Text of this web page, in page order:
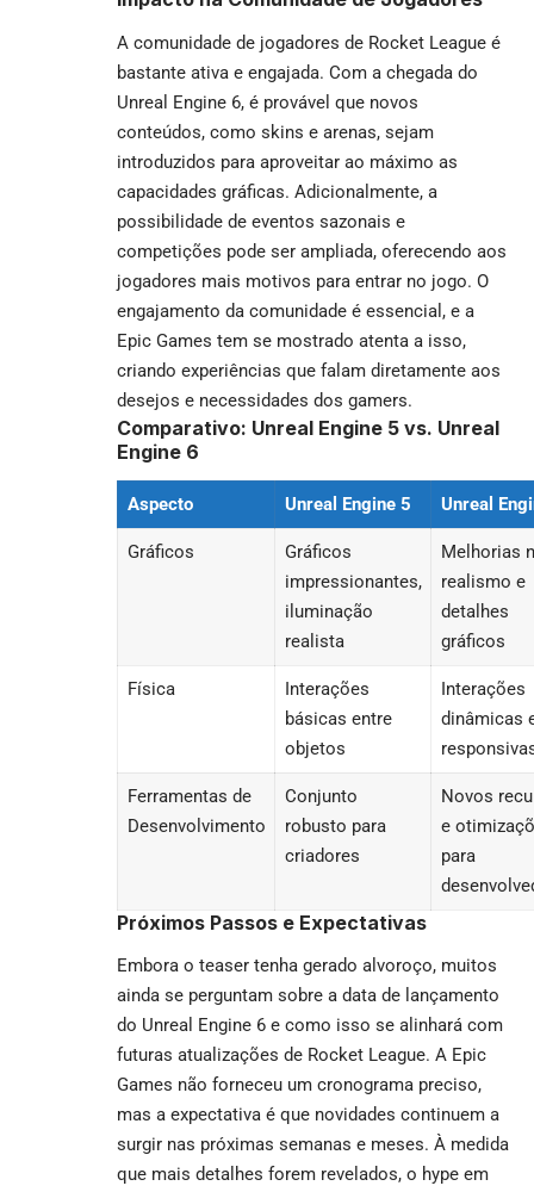
A comunidade de jogadores de Rocket League é
bastante ativa e engajada. Com a chegada do
Unreal Engine 6, é provável que novos
conteúdos, como skins e arenas, sejam
introduzidos para aproveitar ao máximo as
capacidades gráficas. Adicionalmente, a
possibilidade de eventos sazonais e
competições pode ser ampliada, oferecendo aos
jogadores mais motivos para entrar no jogo. O
engajamento da comunidade é essencial, e a
Epic Games tem se mostrado atenta a isso,
criando experiências que falam diretamente aos
desejos e necessidades dos gamers.
Comparativo: Unreal Engine 5 vs. Unreal
Engine 6
Aspecto Unreal Engine 5 Unreal
Gráficos
Gráficos
impressionantes,
iluminação
realista
Melhorias
realismo e
detalhes
gráficos
Física
Interações
básicas entre
objetos
Interações
dinâmicas
Ferramentas de
Desenvolvimento
Conjunto
robusto para
criadores
Novos
e
para
Próximos Passos e Expectativas
Embora o teaser tenha gerado alvoroço, muitos
ainda se perguntam sobre a data de lançamento
do Unreal Engine 6 e como isso se alinhará com
futuras atualizações de Rocket League. A Epic
Games não forneceu um cronograma preciso,
mas a expectativa é que novidades continuem a
surgir nas próximas semanas e meses. À medida
que mais detalhes forem revelados, o hype em